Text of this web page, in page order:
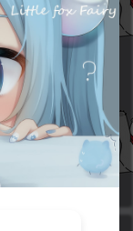
户端免反编译修改教
ღ 0